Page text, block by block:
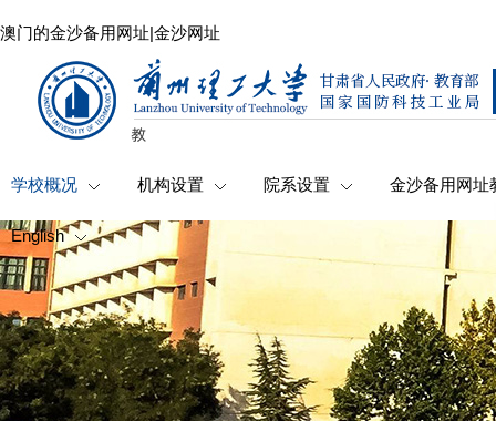
澳门的金沙备用网址|金沙网址
学校概况 机构设置 院系设置 金沙备用网址
English